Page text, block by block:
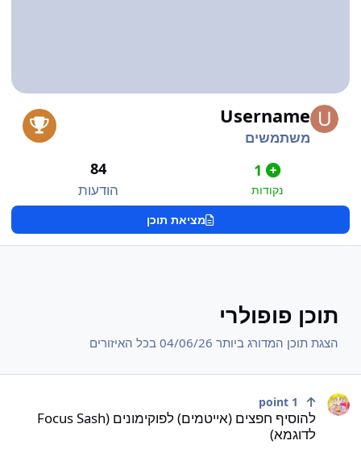
Username
משתמשים
1
נקודות
84
הודעות
מציאת תוכן
תוכן פופולרי
הצגת תוכן המדורג ביותר 04/06/26 בכל האיזורים
להוסיף חפצים (אייטמים) לפוקימונים (Focus Sash
לדוגמא)
point